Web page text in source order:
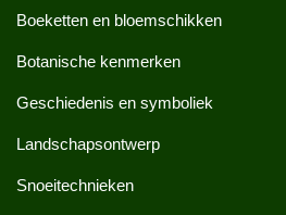
Boeketten en bloemschikken
Botanische kenmerken
Geschiedenis en symboliek
Landschapsontwerp
Snoeitechnieken